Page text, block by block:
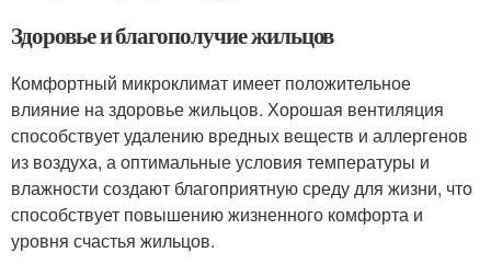
Здоровье и благополучие жильцов
Комфортный микроклимат имеет положительное
влияние на здоровье жильцов. Хорошая вентиляция
способствует удалению вредных веществ и аллергенов
из воздуха, а оптимальные условия температуры и
влажности создают благоприятную среду для жизни, что
способствует повышению жизненного комфорта и
уровня счастья жильцов.